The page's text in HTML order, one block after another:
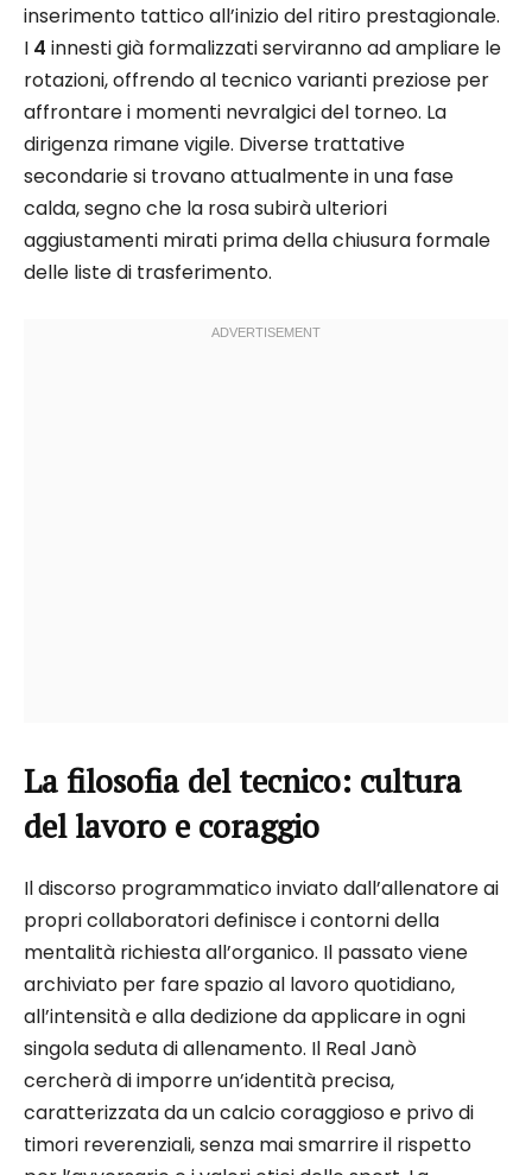
inserimento tattico all’inizio del ritiro prestagionale.
I 4 innesti già formalizzati serviranno ad ampliare le
rotazioni, offrendo al tecnico varianti preziose per
affrontare i momenti nevralgici del torneo. La
dirigenza rimane vigile. Diverse trattative
secondarie si trovano attualmente in una fase
calda, segno che la rosa subirà ulteriori
aggiustamenti mirati prima della chiusura formale
delle liste di trasferimento.
La filosofia del tecnico: cultura
del lavoro e coraggio
Il discorso programmatico inviato dall’allenatore ai
propri collaboratori definisce i contorni della
mentalità richiesta all’organico. Il passato viene
archiviato per fare spazio al lavoro quotidiano,
all’intensità e alla dedizione da applicare in ogni
singola seduta di allenamento. Il Real Janò
cercherà di imporre un’identità precisa,
caratterizzata da un calcio coraggioso e privo di
timori reverenziali, senza mai smarrire il rispetto